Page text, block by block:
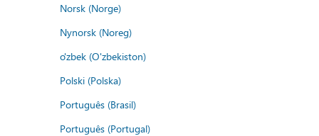
Norsk (Norge)
Nynorsk (Noreg)
o'zbek (O'zbekiston)
Polski (Polska)
Português (Brasil)
Português (Portugal)